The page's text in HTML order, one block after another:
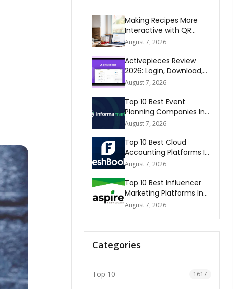
Making Recipes More
Interactive with QR
Codes
August 7, 2026
Activepieces Review
2026: Login, Download,
AI, Pricing, Automation &
August 7, 2026
Top 10 Best Event
Planning Companies In
The World 2026
August 7, 2026
Top 10 Best Cloud
Accounting Platforms In
The World 2026
August 7, 2026
Top 10 Best Influencer
Marketing Platforms In
The World 2026
August 7, 2026
Categories
Top 10 1617